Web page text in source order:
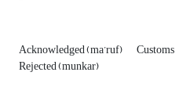
Acknowledged (ma’ruf) Customs
Rejected (munkar)